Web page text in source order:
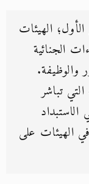
الهيئات
الجنائية
تباشر
الهيئات على